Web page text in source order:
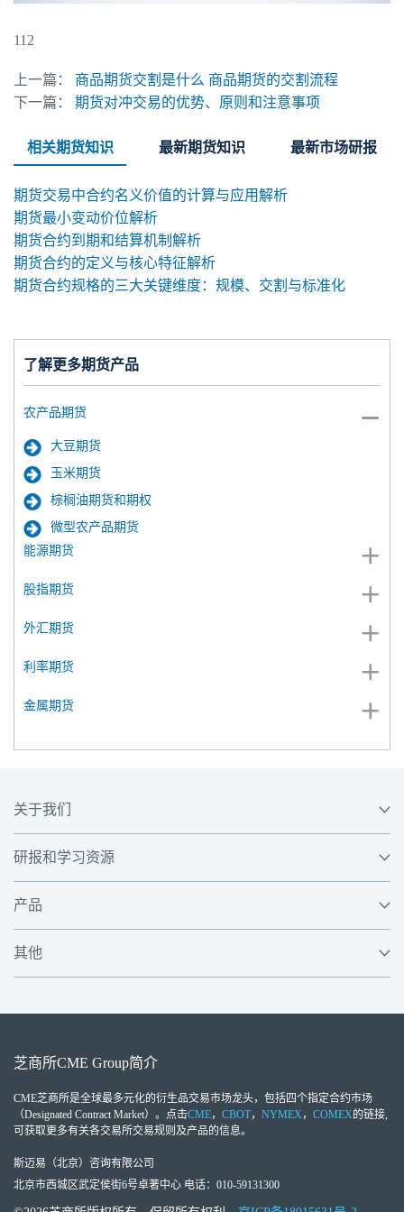
了解更多期货产品
农产品期货
大豆期货
玉米期货
棕榈油期货和期权
微型农产品期货
能源期货
股指期货
外汇期货
利率期货
金属期货
112
上一篇：
商品期货交割是什么 商品期货的交割流程
下一篇：
期货对冲交易的优势、原则和注意事项
相关期货知识 最新期货知识 最新市场研报
期货交易中合约名义价值的计算与应用解析
期货最小变动价位解析
期货合约到期和结算机制解析
期货合约的定义与核心特征解析
期货合约规格的三大关键维度：规模、交割与标准化
关于我们
研报和学习资源
产品
其他
芝商所CME Group简介
CME芝商所是全球最多元化的衍生品交易市场龙头，包括四个指定合约市场
（Designated Contract Market）。点击CME， CBOT， NYMEX ， COMEX的链接,
可获取更多有关各交易所交易规则及产品的信息。
斯迈易（北京）咨询有限公司
北京市西城区武定侯街6号卓著中心 电话：010-59131300